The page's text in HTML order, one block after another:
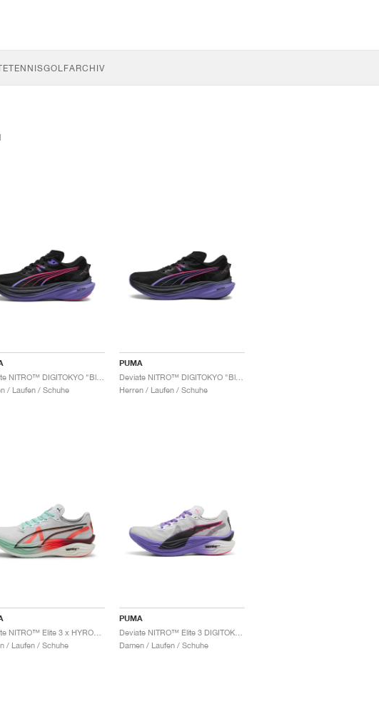
TENNISGOLFARCHIV
Deviate NITRO™ DIGITOKYO "Black & Dark Amethyst"
/ Laufen / Schuhe
PUMA
Herren / Laufen / Schuhe
Deviate NITRO™ Elite 3 x HYROX "White & Glowing Red"
/ Laufen / Schuhe
PUMA
Damen / Laufen / Schuhe